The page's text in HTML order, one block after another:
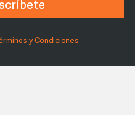
y Condiciones